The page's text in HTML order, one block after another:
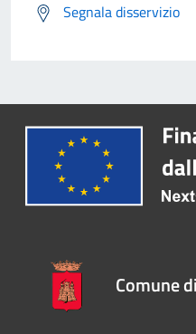
Segnala disservizio
Comune